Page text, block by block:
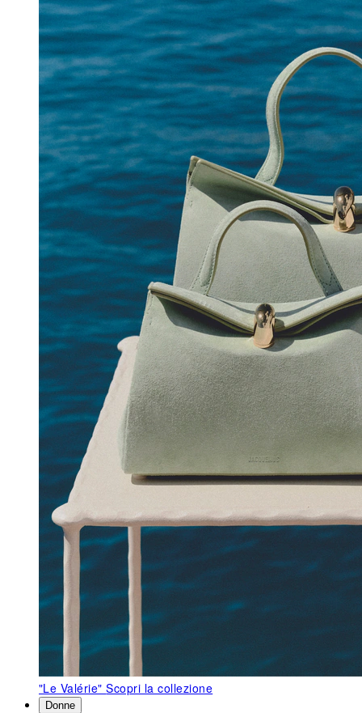
"Le Valérie"Scopri la collezione
Donne